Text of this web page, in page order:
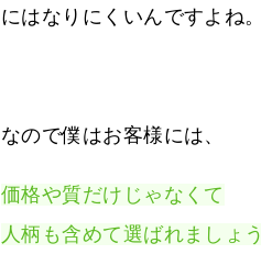
にはなりにくいんですよね。
なので僕はお客様には、
価格や質だけじゃなくて
人柄も含めて選ばれましょう